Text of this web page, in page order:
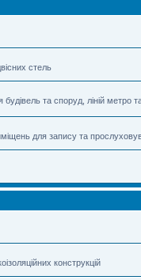
стель
та споруд, ліній метро та
для запису та
конструкцій